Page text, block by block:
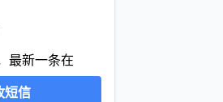
最新一条在
短信